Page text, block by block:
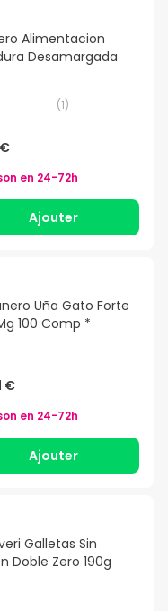
Alimentacion
Desamargada
(1)
en 24-72h
Ajouter
Uña Gato Forte
100 Comp *
€
en 24-72h
Ajouter
Galletas Sin
Doble Zero 190g